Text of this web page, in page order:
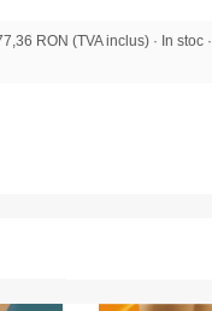
RON (TVA inclus) · In stoc ·